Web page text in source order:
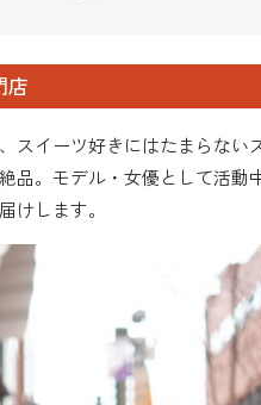
店
イーツ好きにはたまらない
品。モデル・女優として活動
けします。